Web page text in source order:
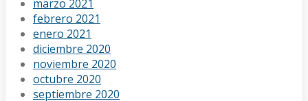
marzo 2021
febrero 2021
enero 2021
diciembre 2020
noviembre 2020
octubre 2020
septiembre 2020